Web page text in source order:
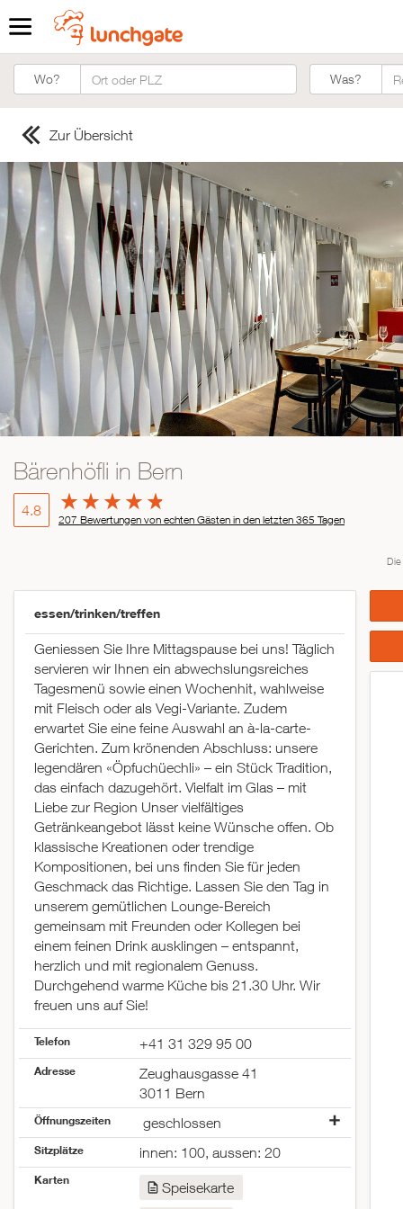
ZUR STARTSEITE
Wo? Was?Was?
Zur Übersicht
Bärenhöfli in Bern
4.8
207 Bewertungen von echten Gästen in den letzten 365 Tagen
Die
essen/trinken/treffen
Geniessen Sie Ihre Mittagspause bei uns! Täglich
servieren wir Ihnen ein abwechslungsreiches
Tagesmenü sowie einen Wochenhit, wahlweise
mit Fleisch oder als Vegi-Variante. Zudem
erwartet Sie eine feine Auswahl an à-la-carte-
Gerichten. Zum krönenden Abschluss: unsere
legendären «Öpfuchüechli» – ein Stück Tradition,
das einfach dazugehört. Vielfalt im Glas – mit
Liebe zur Region Unser vielfältiges
Getränkeangebot lässt keine Wünsche offen. Ob
klassische Kreationen oder trendige
Kompositionen, bei uns finden Sie für jeden
Geschmack das Richtige. Lassen Sie den Tag in
unserem gemütlichen Lounge-Bereich
gemeinsam mit Freunden oder Kollegen bei
einem feinen Drink ausklingen – entspannt,
herzlich und mit regionalem Genuss.
Durchgehend warme Küche bis 21.30 Uhr. Wir
freuen uns auf Sie!
Telefon +41 31 329 95 00
Adresse
Zeughausgasse 41
3011 Bern
Öffnungszeiten
geschlossen
Montag
Mittwoch
11:30–22:30
11:30–22:30
11:30–22:30
Sitzplätze innen: 100, aussen: 20
Karten
Speisekarte